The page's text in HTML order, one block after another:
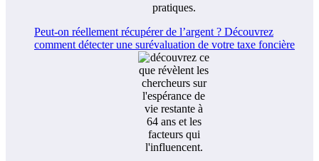
Peut-on réellement récupérer de l’argent ? Découvrez
comment détecter une surévaluation de votre taxe foncière